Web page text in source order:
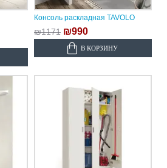
Консоль раскладная TAVOLO
₪1171 ₪990
В КОРЗИНУ